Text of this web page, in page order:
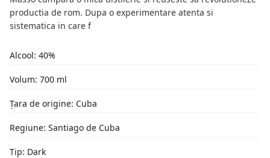
productia de rom. Dupa o experimentare atenta si
sistematica in care f
Alcool: 40%
Volum: 700 ml
Țara de origine: Cuba
Regiune: Santiago de Cuba
Tip: Dark